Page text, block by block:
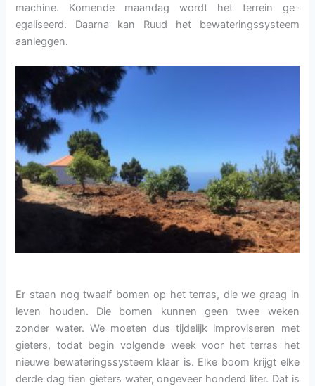
machine. Komende maandag wordt het terrein ge-
egaliseerd. Daarna kan Ruud het bewateringssysteem
aanleggen.
Er staan nog twaalf bomen op het terras, die we graag in
leven houden. Die bomen kunnen geen twee weken
zonder water. We moeten dus tijdelijk improviseren met
gieters, todat begin volgende week voor het terras het
nieuwe bewateringssysteem klaar is. Elke boom krijgt elke
derde dag tien gieters water, ongeveer honderd liter. Dat is